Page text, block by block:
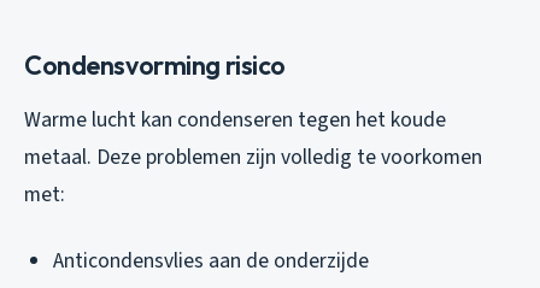
Condensvorming risico
Warme lucht kan condenseren tegen het koude
metaal. Deze problemen zijn volledig te voorkomen
met:
Anticondensvlies aan de onderzijde